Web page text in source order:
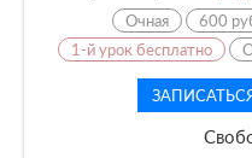
Очная 600
1-й урок бесплатно